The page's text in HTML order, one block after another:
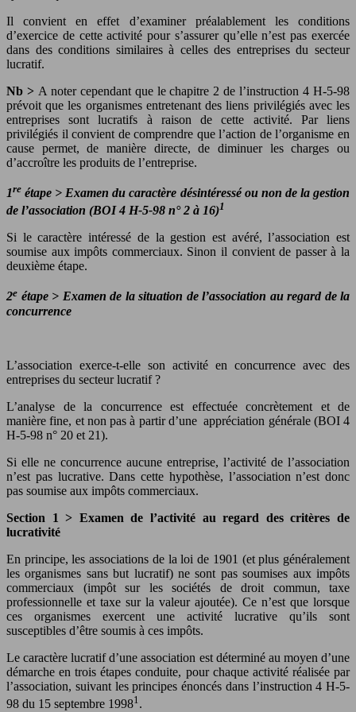
Il convient en effet d’examiner préalablement les conditions
d’exercice de cette activité pour s’assurer qu’elle n’est pas exercée
dans des conditions similaires à celles des entreprises du secteur
lucratif.
Nb > A noter cependant que le chapitre 2 de l’instruction 4 H-5-98
prévoit que les organismes entretenant des liens privilégiés avec les
entreprises sont lucratifs à raison de cette activité. Par liens
privilégiés il convient de comprendre que l’action de l’organisme en
cause permet, de manière directe, de diminuer les charges ou
d’accroître les produits de l’entreprise.
1re étape > Examen du caractère désintéressé ou non de la gestion
de l’association (BOI 4 H-5-98 n° 2 à 16)1
Si le caractère intéressé de la gestion est avéré, l’association est
soumise aux impôts commerciaux. Sinon il convient de passer à la
deuxième étape.
2e étape > Examen de la situation de l’association au regard de la
concurrence
L’association exerce-t-elle son activité en concurrence avec des
entreprises du secteur lucratif ?
L’analyse de la concurrence est effectuée concrètement et de
manière fine, et non pas à partir d’une appréciation générale (BOI 4
H-5-98 n° 20 et 21).
Si elle ne concurrence aucune entreprise, l’activité de l’association
n’est pas lucrative. Dans cette hypothèse, l’association n’est donc
pas soumise aux impôts commerciaux.
Section 1 > Examen de l’activité au regard des critères de
lucrativité
En principe, les associations de la loi de 1901 (et plus généralement
les organismes sans but lucratif) ne sont pas soumises aux impôts
commerciaux (impôt sur les sociétés de droit commun, taxe
professionnelle et taxe sur la valeur ajoutée). Ce n’est que lorsque
ces organismes exercent une activité lucrative qu’ils sont
susceptibles d’être soumis à ces impôts.
Le caractère lucratif d’une association est déterminé au moyen d’une
démarche en trois étapes conduite, pour chaque activité réalisée par
l’association, suivant les principes énoncés dans l’instruction 4 H-5-
98 du 15 septembre 19981 .